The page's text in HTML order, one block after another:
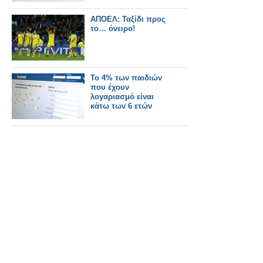
AΠΟΕΛ: Ταξίδι προς
το… όνειρο!
Το 4% των παιδιών
που έχουν
λογαριασμό είναι
κάτω των 6 ετών